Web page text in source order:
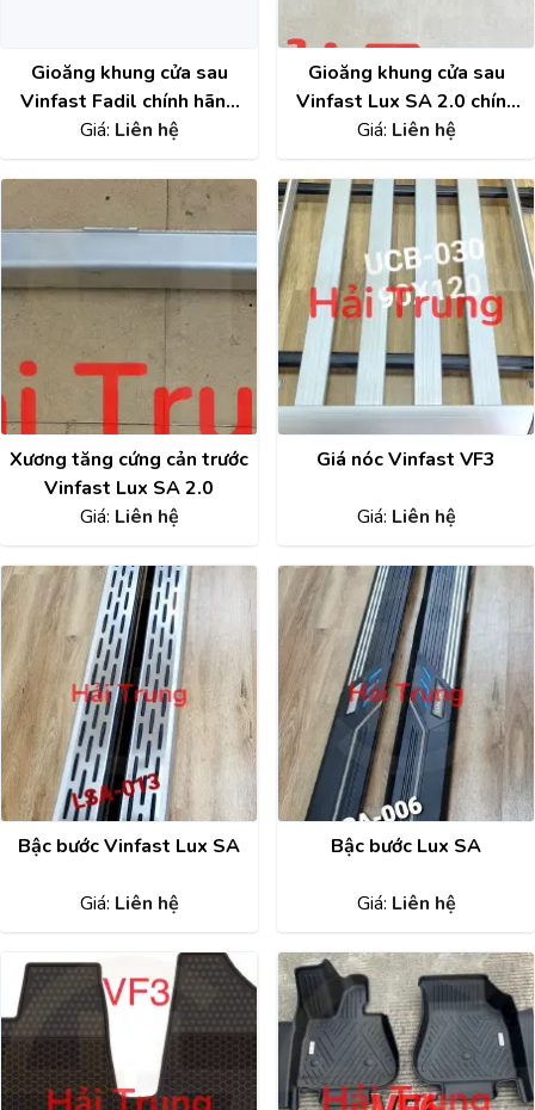
Gioăng khung cửa sau
Vinfast Fadil chính hãng
42397864
Giá: Liên hệ
Gioăng khung cửa sau
Vinfast Lux SA 2.0 chính
hãng
Giá: Liên hệ
Xương tăng cứng cản trước
Vinfast Lux SA 2.0
Giá: Liên hệ
Giá nóc Vinfast VF3
Giá: Liên hệ
Bậc bước Vinfast Lux SA
Giá: Liên hệ
Bậc bước Lux SA
Giá: Liên hệ